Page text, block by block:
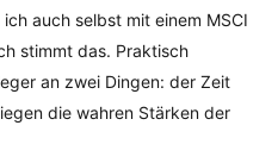
auch selbst mit einem MSCI
stimmt das. Praktisch
an zwei Dingen: der Zeit
die wahren Stärken der